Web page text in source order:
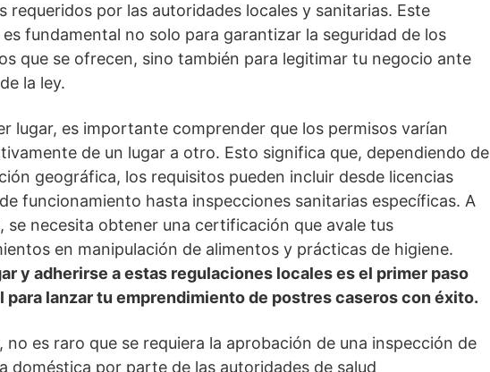
requeridos por las autoridades locales y sanitarias. Este
fundamental no solo para garantizar la seguridad de los
que se ofrecen, sino también para legitimar tu negocio ante
la ley.
lugar, es importante comprender que los permisos varían
de un lugar a otro. Esto significa que, dependiendo de
geográfica, los requisitos pueden incluir desde licencias
funcionamiento hasta inspecciones sanitarias específicas. A
se necesita obtener una certificación que avale tus
en manipulación de alimentos y prácticas de higiene.
y adherirse a estas regulaciones locales es el primer paso
para lanzar tu emprendimiento de postres caseros con éxito.
no es raro que se requiera la aprobación de una inspección de
doméstica por parte de las autoridades de salud